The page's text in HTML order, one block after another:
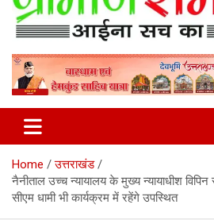
Gramin Samay
Home
उत्तराखंड
नैनीताल उच्च न्यायालय के मुख्य न्यायाधीश
सीएम धामी भी कार्यक्रम में रहेंगे उपस्थित